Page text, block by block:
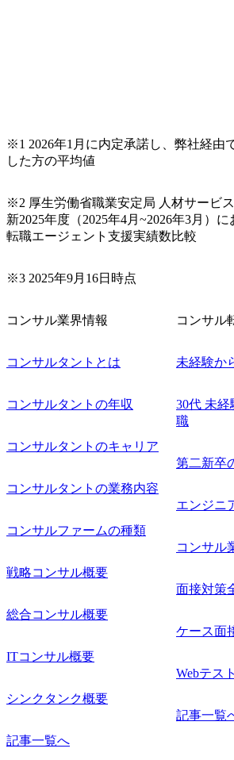
※1 2026年1月に内定承諾し、弊社経由
した方の平均値
※2 厚生労働省職業安定局 人材サービ
新2025年度（2025年4月~2026年3月）
転職エージェント支援実績数比較
※3 2025年9月16日時点
コンサル業界情報
コンサルタントとは
コンサルタントの年収
コンサルタントのキャリア
コンサルタントの業務内容
コンサルファームの種類
戦略コンサル概要
総合コンサル概要
ITコンサル概要
シンクタンク概要
記事一覧へ
コンサル
未経験か
30代 未
職
第二新卒
エンジニ
コンサル
面接対策
ケース面
Webテス
記事一覧